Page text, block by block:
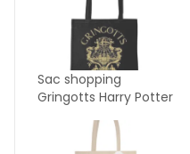
Sac shopping
Gringotts Harry Potter